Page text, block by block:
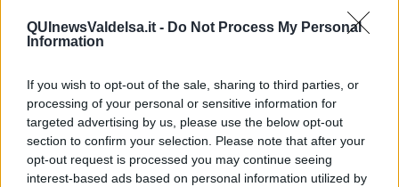
QUInewsValdelsa.it - Do Not Process My Personal
Information
If you wish to opt-out of the sale, sharing to third parties, or
processing of your personal or sensitive information for
targeted advertising by us, please use the below opt-out
section to confirm your selection. Please note that after your
opt-out request is processed you may continue seeing
interest-based ads based on personal information utilized by
per quell’occasione a presentare ilpiano industriale, dando una
serie di rassicurazioni a tutela del trattamento economico delle
lavoratrici e lavoratori”, spiegano il consigliere del presidente
Eugenio Gianiper le vertenze aziendali,Valerio Fabiani, e
l’assessora regionale al lavoroAlessandra Nardiniche hanno
condotto il confronto assieme ai tecnici dell’Unità di crisi regionale.